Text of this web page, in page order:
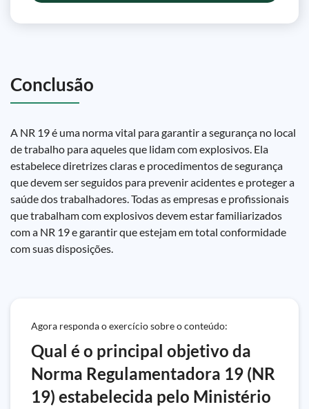
Conclusão
A NR 19 é uma norma vital para garantir a segurança no local
de trabalho para aqueles que lidam com explosivos. Ela
estabelece diretrizes claras e procedimentos de segurança
que devem ser seguidos para prevenir acidentes e proteger a
saúde dos trabalhadores. Todas as empresas e profissionais
que trabalham com explosivos devem estar familiarizados
com a NR 19 e garantir que estejam em total conformidade
com suas disposições.
Agora responda o exercício sobre o conteúdo:
Qual é o principal objetivo da
Norma Regulamentadora 19 (NR
19) estabelecida pelo Ministério